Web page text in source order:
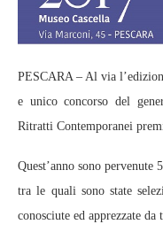
PESCARA – Al via
e unico concorso del
Ritratti Contemporanei
Quest’anno sono
tra le quali sono state
conosciute ed apprezzate